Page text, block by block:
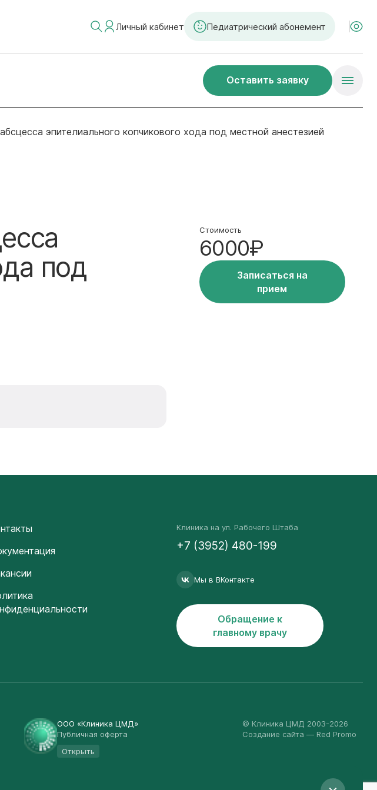
Личный кабинет Педиатрический абонемент
Оставить заявку
эпителиального копчикового хода под местной анестезией
под
Стоимость
6000₽
Записаться на
прием
Клиника на ул. Рабочего Штаба
+7 (3952) 480-199
Мы в ВКонтакте
Обращение к
главному врачу
ООО «Клиника ЦМД»
Публичная оферта
Открыть
© Клиника ЦМД 2003-2026
Создание сайта — Red Promo